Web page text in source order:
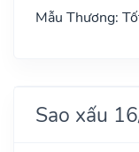
Mẫu Thương:
Sao xấu